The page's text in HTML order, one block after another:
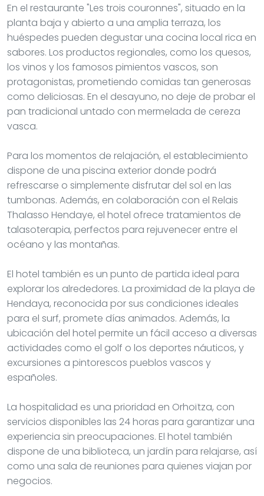
En el restaurante "Les trois couronnes", situado en la
planta baja y abierto a una amplia terraza, los
huéspedes pueden degustar una cocina local rica en
sabores. Los productos regionales, como los quesos,
los vinos y los famosos pimientos vascos, son
protagonistas, prometiendo comidas tan generosas
como deliciosas. En el desayuno, no deje de probar el
pan tradicional untado con mermelada de cereza
vasca.
Para los momentos de relajación, el establecimiento
dispone de una piscina exterior donde podrá
refrescarse o simplemente disfrutar del sol en las
tumbonas. Además, en colaboración con el Relais
Thalasso Hendaye, el hotel ofrece tratamientos de
talasoterapia, perfectos para rejuvenecer entre el
océano y las montañas.
El hotel también es un punto de partida ideal para
explorar los alrededores. La proximidad de la playa de
Hendaya, reconocida por sus condiciones ideales
para el surf, promete días animados. Además, la
ubicación del hotel permite un fácil acceso a diversas
actividades como el golf o los deportes náuticos, y
excursiones a pintorescos pueblos vascos y
españoles.
La hospitalidad es una prioridad en Orhoïtza, con
servicios disponibles las 24 horas para garantizar una
experiencia sin preocupaciones. El hotel también
dispone de una biblioteca, un jardín para relajarse, así
como una sala de reuniones para quienes viajan por
negocios.